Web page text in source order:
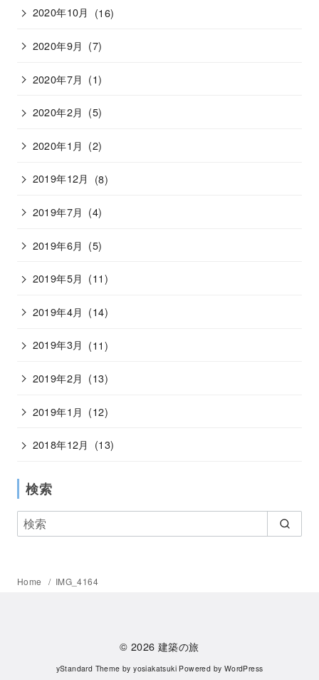
2020年10月 (16)
2020年9月 (7)
2020年7月 (1)
2020年2月 (5)
2020年1月 (2)
2019年12月 (8)
2019年7月 (4)
2019年6月 (5)
2019年5月 (11)
2019年4月 (14)
2019年3月 (11)
2019年2月 (13)
2019年1月 (12)
2018年12月 (13)
検索
Home IMG_4164
© 2026建築の旅
yStandard Theme byyosiakatsuki Powered by WordPress